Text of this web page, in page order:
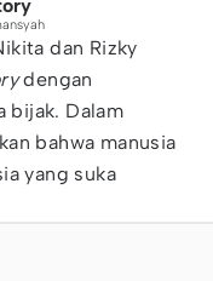
dan Rizky
dengan
bijak. Dalam
bahwa manusia
yang suka